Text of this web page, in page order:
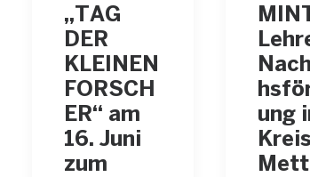
„TAG
DER
KLEINEN
FORSCH
ER“ am
16. Juni
zum
ung
Kreis